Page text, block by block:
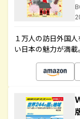
１万人の訪日外国
い日本の魅力が満